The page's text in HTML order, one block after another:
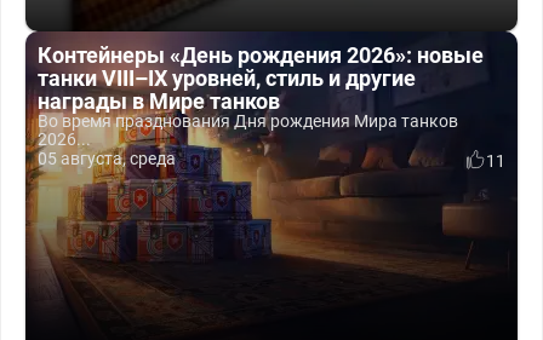
Контейнеры «День рождения 2026»: новые
танки VIII–IX уровней, стиль и другие
награды в Мире танков
Во время празднования Дня рождения Мира танков
2026...
05 августа, среда
11